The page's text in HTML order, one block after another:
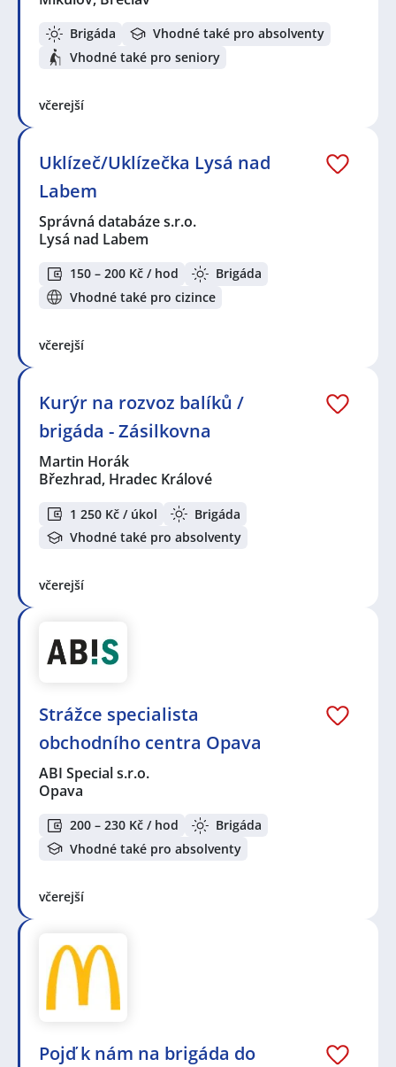
Brigáda
Vhodné také pro absolventy
Vhodné také pro seniory
včerejší
Uklízeč/Uklízečka Lysá nad
Labem
Správná databáze s.r.o.
Lysá nad Labem
150 – 200 Kč / hod
Brigáda
Vhodné také pro cizince
včerejší
Kurýr na rozvoz balíků /
brigáda - Zásilkovna
Martin Horák
Březhrad, Hradec Králové
1 250 Kč / úkol
Brigáda
Vhodné také pro absolventy
včerejší
Strážce specialista
obchodního centra Opava
ABI Special s.r.o.
Opava
200 – 230 Kč / hod
Brigáda
Vhodné také pro absolventy
včerejší
Pojď k nám na brigáda do